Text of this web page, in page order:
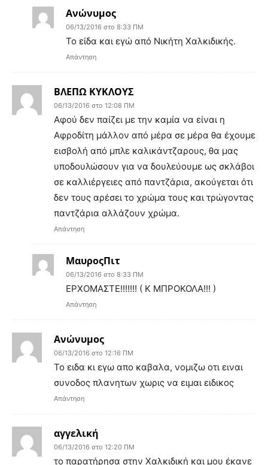
Ανώνυμος
06/13/2016 στο 8:33 ΠΜ
Το είδα και εγώ από Νικήτη Χαλκιδικής.
Απάντηση
ΒΛΕΠΩ ΚΥΚΛΟΥΣ
06/13/2016 στο 12:08 ΠΜ
Αφού δεν παίζει με την καμία να είναι η
Αφροδίτη μάλλον από μέρα σε μέρα θα έχουμε
εισβολή από μπλε καλικάντζαρους, θα μας
υποδουλώσουν για να δουλεύουμε ως σκλάβοι
σε καλλιέργειες από παντζάρια, ακούγεται ότι
δεν τους αρέσει το χρώμα τους και τρώγοντας
παντζάρια αλλάζουν χρώμα.
Απάντηση
ΜαυροςΠιτ
06/13/2016 στο 8:33 ΠΜ
ΕΡΧΟΜΑΣΤΕ!!!!!!! ( Κ ΜΠΡΟΚΟΛΑ!!! )
Απάντηση
Ανώνυμος
06/13/2016 στο 12:16 ΠΜ
Το ειδα κι εγω απο καβαλα, νομιζω οτι ειναι
συνοδος πλανητων χωρις να ειμαι ειδικος
Απάντηση
αγγελική
06/13/2016 στο 12:20 ΠΜ
το παρατήρησα στην Χαλκιδική και μου έκανε